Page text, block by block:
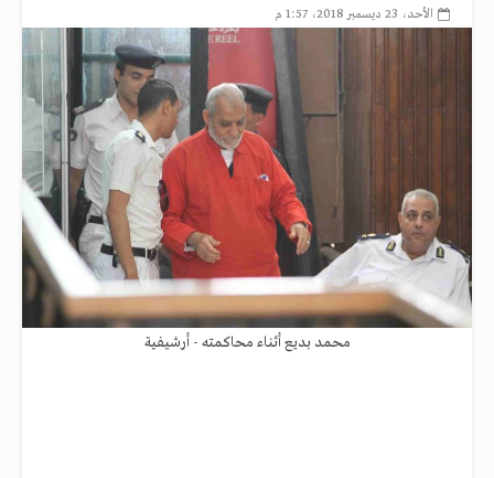
الأحد، 23 ديسمبر 2018، 1:57 م
محمد بديع أثناء محاكمته - أرشيفية